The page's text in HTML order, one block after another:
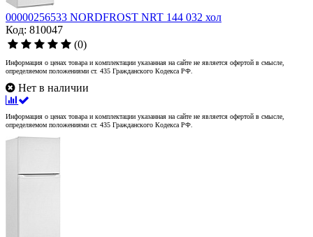
00000256533 NORDFROST NRT 144 032 хол
Код: 810047
(0)
Информация о ценах товара и комплектации указанная на сайте не является офертой в смысле,
определяемом положениями ст. 435 Гражданского Кодекса РФ.
Нет в наличии
Информация о ценах товара и комплектации указанная на сайте не является офертой в смысле,
определяемом положениями ст. 435 Гражданского Кодекса РФ.